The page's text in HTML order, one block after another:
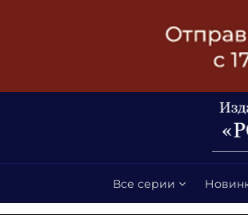
Все серии